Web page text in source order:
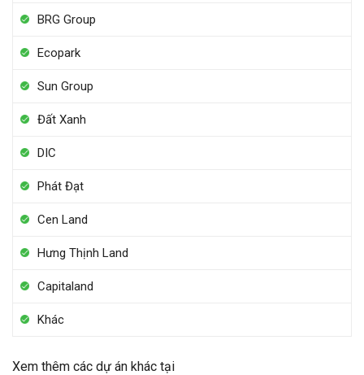
BRG Group
Ecopark
Sun Group
Đất Xanh
DIC
Phát Đạt
Cen Land
Hưng Thịnh Land
Capitaland
Khác
Xem thêm các dự án khác tại